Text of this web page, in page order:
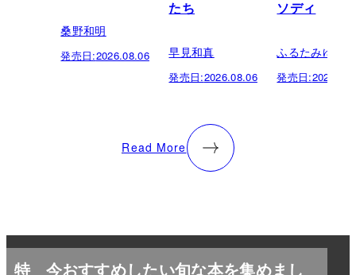
桑野和明
発売日:2026.08.06
たち
早見和真
発売日:2026.08.06
ソディ
ふるたみゆき
発売日:
Read More
特
今おすすめしたい旬な本を集めまし